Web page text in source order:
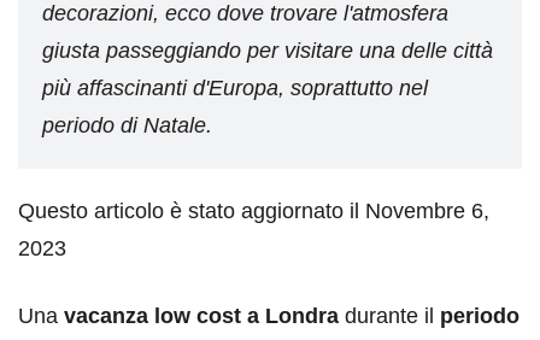
decorazioni, ecco dove trovare l'atmosfera
giusta passeggiando per visitare una delle città
più affascinanti d'Europa, soprattutto nel
periodo di Natale.
Questo articolo è stato aggiornato il Novembre 6,
2023
Una vacanza low cost a Londra durante il periodo